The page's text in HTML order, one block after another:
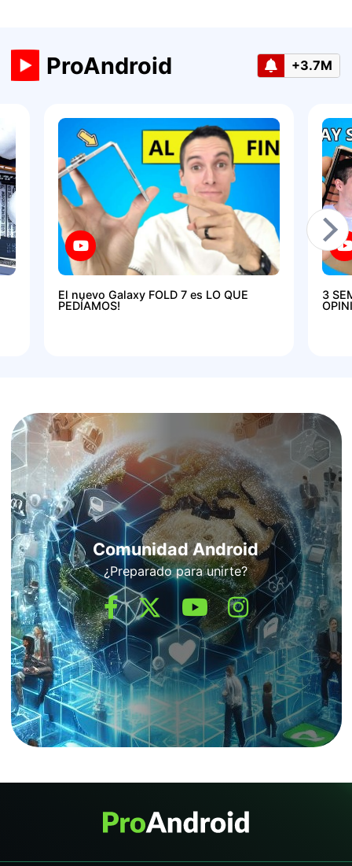
ProAndroid +3.7M
El nuevo Galaxy FOLD 7 es LO QUE
PEDÍAMOS!
3
Comunidad Android
¿Preparado para unirte?